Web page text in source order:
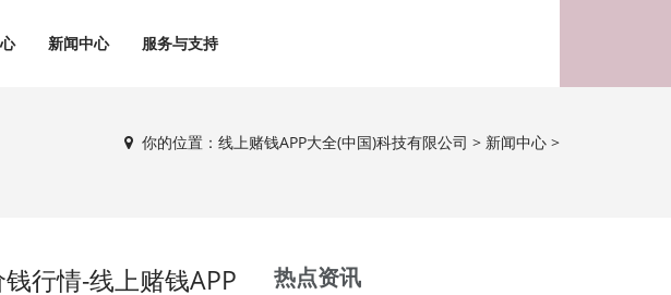
新闻中心 服务与支持
你的位置： 线上赌钱APP大全(中国)科技有限公司 > 新闻中心 >
行情-线上赌钱APP 热点资讯